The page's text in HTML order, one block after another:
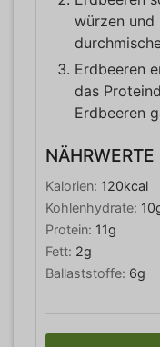
würzen und
Erdbeeren
das
Erdbeeren
Kalorien: 120kcal
Kohlenhydrate: 10
Protein: 11g
Fett: 2g
Ballaststoffe: 6g